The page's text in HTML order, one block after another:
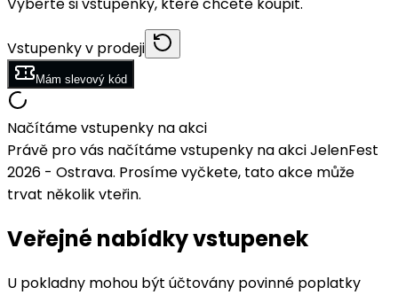
Vyberte si vstupenky, které chcete koupit.
Vstupenky v prodeji
Mám slevový kód
Načítáme vstupenky na akci
Právě pro vás načítáme vstupenky na akci JelenFest
2026 - Ostrava. Prosíme vyčkete, tato akce může
trvat několik vteřin.
Veřejné nabídky vstupenek
U pokladny mohou být účtovány povinné poplatky